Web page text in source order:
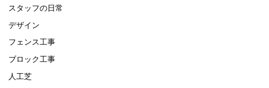
スタッフの日常
デザイン
フェンス工事
ブロック工事
人工芝